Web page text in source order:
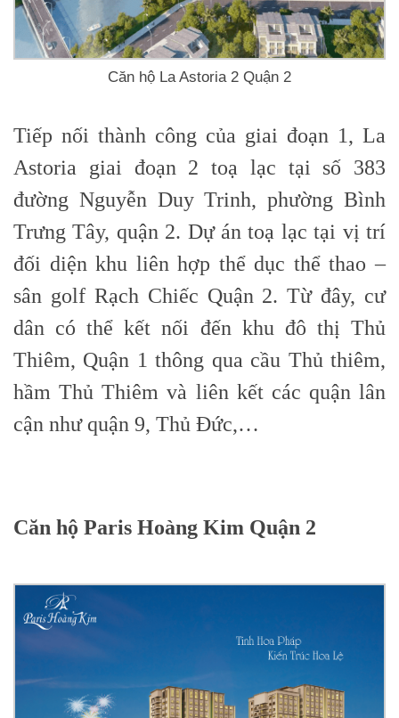
Căn hộ La Astoria 2 Quận 2
Tiếp nối thành công của giai đoạn 1, La
Astoria giai đoạn 2 toạ lạc tại số 383
đường Nguyễn Duy Trinh, phường Bình
Trưng Tây, quận 2. Dự án toạ lạc tại vị trí
đối diện khu liên hợp thể dục thể thao –
sân golf Rạch Chiếc Quận 2. Từ đây, cư
dân có thể kết nối đến khu đô thị Thủ
Thiêm, Quận 1 thông qua cầu Thủ thiêm,
hầm Thủ Thiêm và liên kết các quận lân
cận như quận 9, Thủ Đức,…
Căn hộ Paris Hoàng Kim Quận 2